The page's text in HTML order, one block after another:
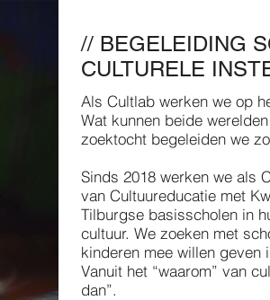
// BEGELEIDING
CULTURELE
Als Cultlab werken we op
Wat kunnen beide
zoektocht begeleiden we
Sinds 2018 werken we als
van Cultuureducatie met
Tilburgse basisscholen in
cultuur. We zoeken met
kinderen mee willen geven
Vanuit het “waarom” van
dan”.